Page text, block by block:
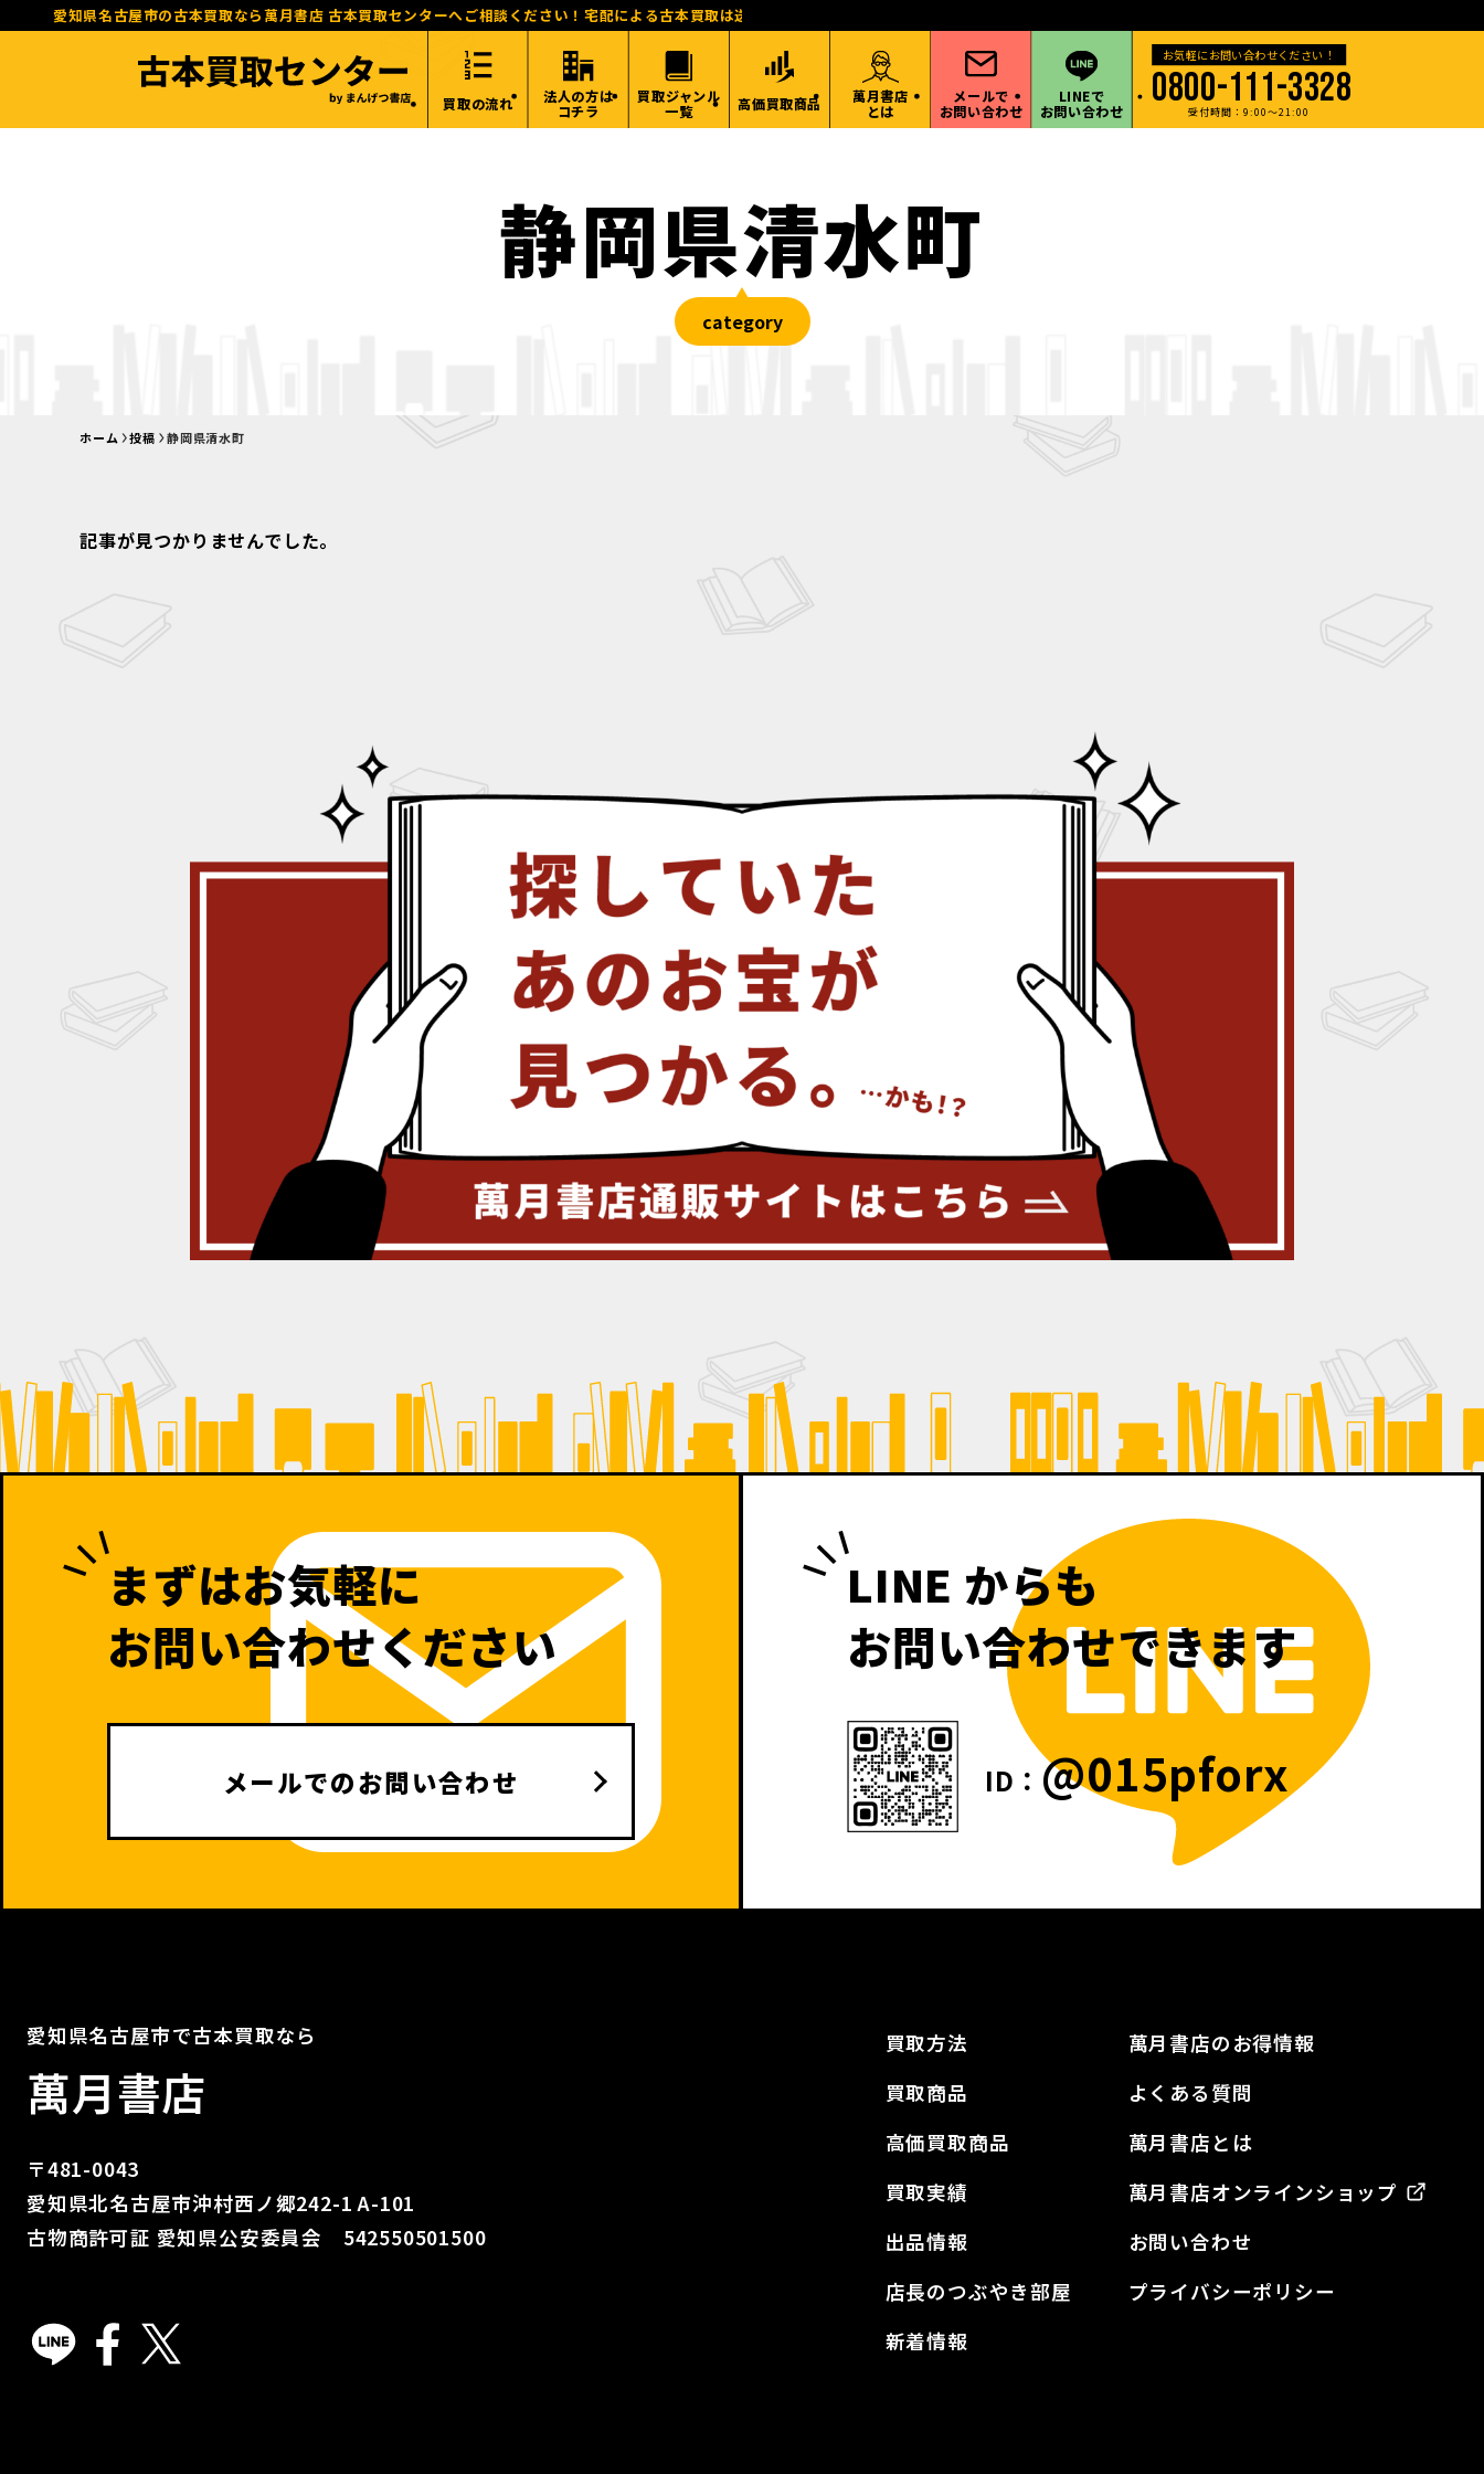
愛知県名古屋市の古本買取なら萬月書店 古本買取センターへご相談ください！宅配による古本買取は送料無料！東海、関西、関東、北陸・甲信越地方など遠方の出張買取も承ります。
買取の流れ
法人の方は
コチラ
買取ジャンル
一覧
高価買取商品
萬月書店
とは
メールで
お問い合わせ
LINEで
お問い合わせ
0800-111-3328
受付時間：9:00～21:00
静岡県清水町
category
ホーム 投稿 静岡県清水町
記事が見つかりませんでした。
まずはお気軽に
お問い合わせください
メールでのお問い合わせ
LINE からも
お問い合わせできます
ID： @015pforx
愛知県名古屋市で古本買取なら
萬月書店
〒481-0043
愛知県北名古屋市沖村西ノ郷242-1 A-101
古物商許可証 愛知県公安委員会 542550501500
買取方法
買取商品
高価買取商品
買取実績
出品情報
店長のつぶやき部屋
新着情報
萬月書店のお得情報
よくある質問
萬月書店とは
萬月書店オンラインショップ
お問い合わせ
プライバシーポリシー